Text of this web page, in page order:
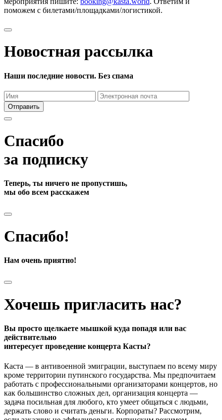
поможем с билетами/площадками/логистикой.
Новостная рассылка
Наши последние новости. Без спама
Отправить
Спасибо
за подписку
Теперь, ты ничего не пропустишь,
мы обо всем расскажем
Спасибо!
Нам очень приятно!
Хочешь пригласить нас?
Вы просто щелкаете мышкой куда попадя или вас
действительно
интересует проведение концерта Касты?
Каста — в антивоенной эмиграции, выступаем по всему миру
кроме территории путинского государства. Мы предпочитаем
работать с профессиональными организаторами концертов, но
как большинство сложных дел, организация концерта —
задача посильная для любого, кто умеет общаться с людьми,
держать слово и считать деньги. Корпораты? Рассмотрим,